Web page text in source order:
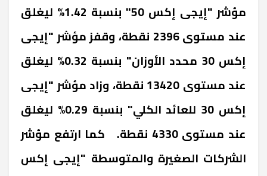
مؤشر "إيجى إكس 50" بنسبة 1.42% ليغلق
عند مستوى 2396 نقطة، وقفز مؤشر "إيجى
إكس 30 محدد الأوزان" بنسبة 0.32% ليغلق
عند مستوى 13420 نقطة، وزاد مؤشر "إيجى
إكس 30 للعائد الكلي" بنسبة 0.29% ليغلق
عند مستوى 4330 نقطة. كما ارتفع مؤشر
الشركات الصغيرة والمتوسطة "إيجى إكس